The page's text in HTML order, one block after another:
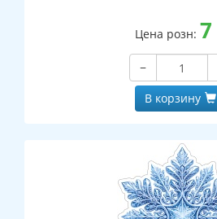
Цена розн: 7
−
В корзину